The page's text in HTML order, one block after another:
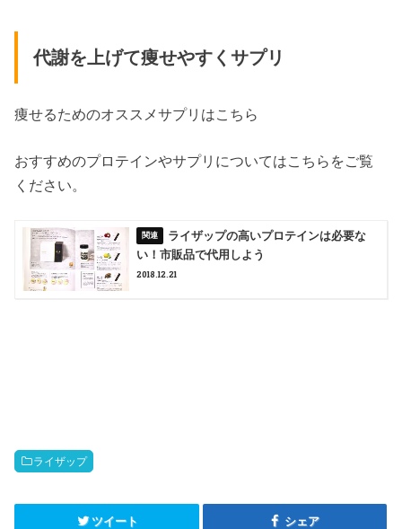
代謝を上げて痩せやすくサプリ
痩せるためのオススメサプリはこちら
おすすめのプロテインやサプリについてはこちらをご覧
ください。
ライザップの高いプロテインは必要な
い！市販品で代用しよう
2018.12.21
ライザップ
ツイート シェア